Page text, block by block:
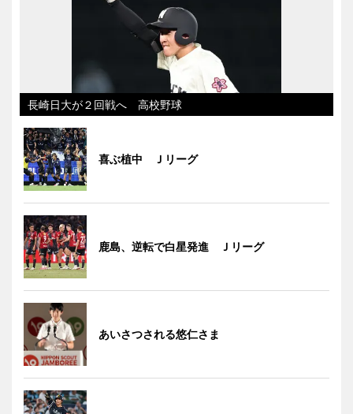
長崎日大が２回戦へ 高校野球
喜ぶ植中 Ｊリーグ
鹿島、逆転で白星発進 Ｊリーグ
あいさつされる悠仁さま